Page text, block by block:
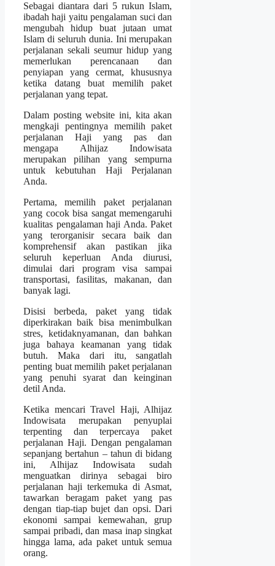
Sebagai diantara dari 5 rukun Islam,
ibadah haji yaitu pengalaman suci dan
mengubah hidup buat jutaan umat
Islam di seluruh dunia. Ini merupakan
perjalanan sekali seumur hidup yang
memerlukan perencanaan dan
penyiapan yang cermat, khususnya
ketika datang buat memilih paket
perjalanan yang tepat.
Dalam posting website ini, kita akan
mengkaji pentingnya memilih paket
perjalanan Haji yang pas dan
mengapa Alhijaz Indowisata
merupakan pilihan yang sempurna
untuk kebutuhan Haji Perjalanan
Anda.
Pertama, memilih paket perjalanan
yang cocok bisa sangat memengaruhi
kualitas pengalaman haji Anda. Paket
yang terorganisir secara baik dan
komprehensif akan pastikan jika
seluruh keperluan Anda diurusi,
dimulai dari program visa sampai
transportasi, fasilitas, makanan, dan
banyak lagi.
Disisi berbeda, paket yang tidak
diperkirakan baik bisa menimbulkan
stres, ketidaknyamanan, dan bahkan
juga bahaya keamanan yang tidak
butuh. Maka dari itu, sangatlah
penting buat memilih paket perjalanan
yang penuhi syarat dan keinginan
detil Anda.
Ketika mencari Travel Haji, Alhijaz
Indowisata merupakan penyuplai
terpenting dan terpercaya paket
perjalanan Haji. Dengan pengalaman
sepanjang bertahun – tahun di bidang
ini, Alhijaz Indowisata sudah
menguatkan dirinya sebagai biro
perjalanan haji terkemuka di Asmat,
tawarkan beragam paket yang pas
dengan tiap-tiap bujet dan opsi. Dari
ekonomi sampai kemewahan, grup
sampai pribadi, dan masa inap singkat
hingga lama, ada paket untuk semua
orang.